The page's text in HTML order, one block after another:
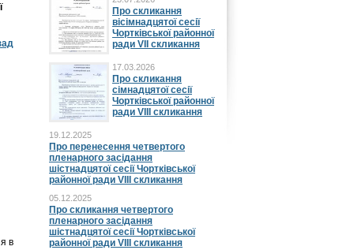
в
Про скликання
вісімнадцятої сесії
Чортківської районної
ради VII скликання
17.03.2026
Про скликання
сімнадцятої сесії
Чортківської районної
ради VIII скликання
19.12.2025
Про перенесення четвертого
пленарного засідання
шістнадцятої сесії Чортківської
районної ради VIII скликання
05.12.2025
Про скликання четвертого
пленарного засідання
шістнадцятої сесії Чортківської
районної ради VIII скликання